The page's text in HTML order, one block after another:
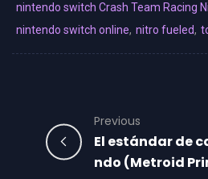
nintendo switch Crash Team Racing
nintendo switch online, nitro fueled,
Previous
El estándar de
ndo (Metroid